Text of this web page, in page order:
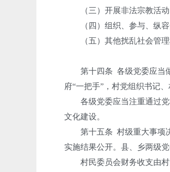
（三）开展非法宗教活动
（四）组织、参与、纵容
（五）其他扰乱社会管理
第十四条 各级党委应当做
府“一把手”，村党组织书记
各级党委应当注重通过党
文化建设。
第十五条 村级重大事项决
实施结果公开。县、乡两级
村民委员会财务收支由村